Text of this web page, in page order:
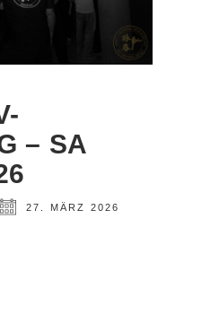
– SA
27. MÄRZ 2026